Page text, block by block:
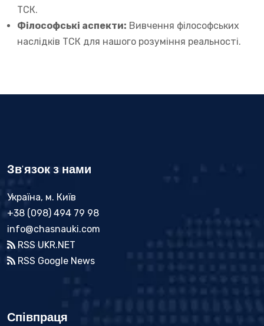
ТСК.
Філософські аспекти: Вивчення філософських
наслідків ТСК для нашого розуміння реальності.
Зв'язок з нами
Україна, м. Київ
+38 (098) 494 79 98
info@chasnauki.com
RSS UKR.NET
RSS Google News
Співпраця